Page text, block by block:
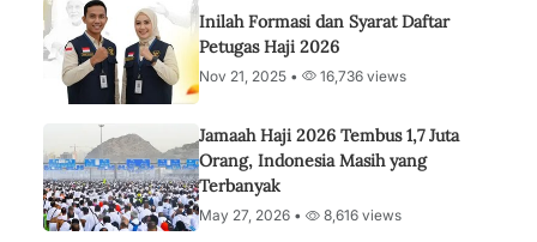
Inilah Formasi dan Syarat Daftar
Petugas Haji 2026
Nov 21, 2025 • 16,736 views
Jamaah Haji 2026 Tembus 1,7 Juta
Orang, Indonesia Masih yang
Terbanyak
May 27, 2026 • 8,616 views